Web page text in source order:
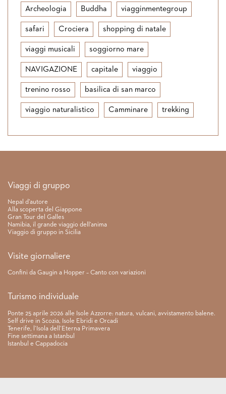
Archeologia Buddha viagginmentegroup
safari Crociera shopping di natale
viaggi musicali soggiorno mare
NAVIGAZIONE capitale viaggio
trenino rosso basilica di san marco
viaggio naturalistico Camminare trekking
Link rapidi
Viaggi di gruppo
Nepal d’autore
Alla scoperta del Giappone
Gran Tour del Galles
Namibia, il grande viaggio dell’anima
Viaggio di gruppo in Sicilia
Visite giornaliere
Confini da Gaugin a Hopper – Canto con variazioni
Turismo individuale
Ponte 25 aprile 2026 alle Isole Azzorre: natura, vulcani, avvistamento balene.
Self drive in Scozia, Isole Ebridi e Orcadi
Tenerife, l’Isola dell’Eterna Primavera
Fine settimana a Istanbul
Istanbul e Cappadocia